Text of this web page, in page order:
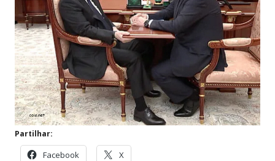
Partilhar:
Facebook X